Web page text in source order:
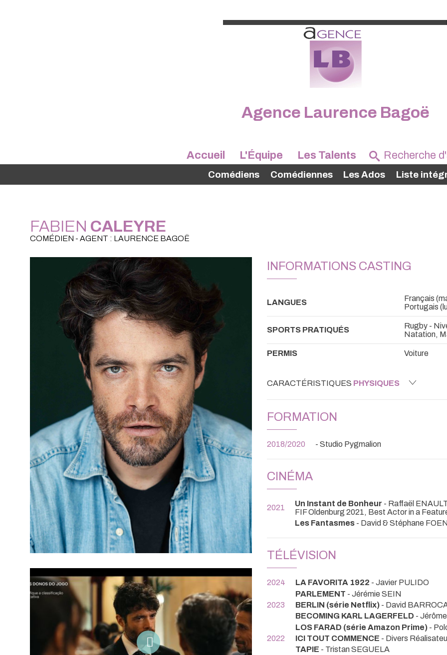
Agence Laurence Bagoë
Accueil L'Équipe Les Talents
Comédiens Comédiennes Les Ados Liste
FABIEN CALEYRE
COMÉDIEN - AGENT : LAURENCE BAGOË
INFORMATIONS CASTING
LANGUES
Français
Portugais
SPORTS PRATIQUÉS
Rugby -
Natation,
PERMIS Voiture
CARACTÉRISTIQUES PHYSIQUES
FORMATION
2018/2020 - Studio Pygmalion
CINÉMA
2021 Un Instant de Bonheur - Raffaël
FIF Oldenburg 2021, Best Actor in a
Les Fantasmes - David & Stéphane
TÉLÉVISION
2024 LA FAVORITA 1922 - Javier PULIDO
PARLEMENT - Jérémie SEIN
2023
BERLIN (série Netflix) - David
BECOMING KARL LAGERFELD -
LOS FARAD (série Amazon Prime) -
2022
ICI TOUT COMMENCE - Divers
TAPIE - Tristan SEGUELA